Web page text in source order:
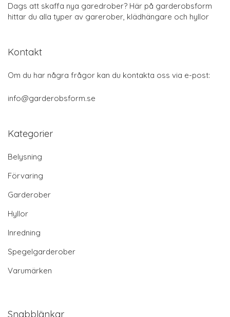
Dags att skaffa nya garedrober? Här på garderobsform
hittar du alla typer av garerober, klädhängare och hyllor
Kontakt
Om du har några frågor kan du kontakta oss via e-post:
info@garderobsform.se
Kategorier
Belysning
Förvaring
Garderober
Hyllor
Inredning
Spegelgarderober
Varumärken
Snabblänkar